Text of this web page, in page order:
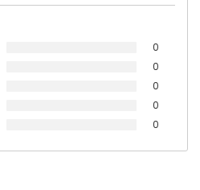
0
0
0
0
0